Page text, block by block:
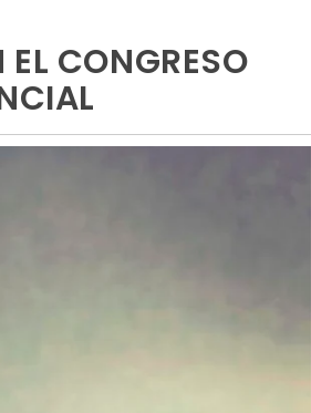
EL CONGRESO